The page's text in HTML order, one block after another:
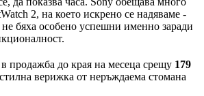
2, на което искрено се надяваме -
бяха особено успешни именно заради
в продажба до края на месеца срещу 179
верижка от неръждаема стомана